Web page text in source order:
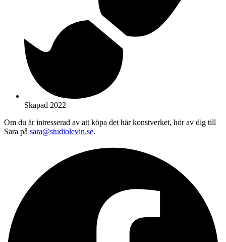
Skapad 2022
Om du är intresserad av att köpa det här konstverket, hör av dig till
Sara på sara@studiolevin.se.